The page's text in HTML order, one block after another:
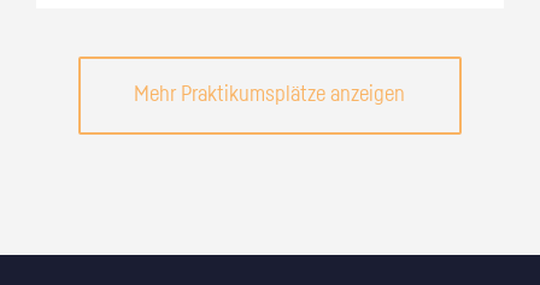
Mehr Praktikumsplätze anzeigen